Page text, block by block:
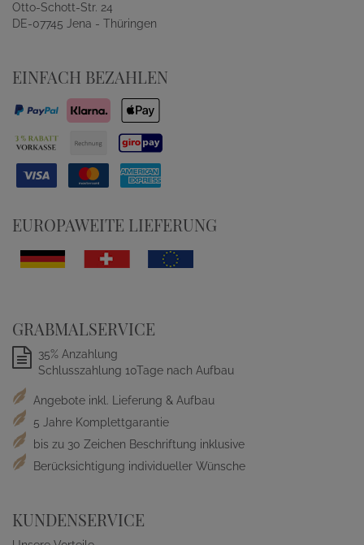
Otto-Schott-Str. 24
DE-07745 Jena - Thüringen
EINFACH BEZAHLEN
EUROPAWEITE LIEFERUNG
GRABMALSERVICE
35% Anzahlung
Schlusszahlung 10Tage nach Aufbau
Angebote inkl. Lieferung & Aufbau
5 Jahre Komplettgarantie
bis zu 30 Zeichen Beschriftung inklusive
Berücksichtigung individueller Wünsche
KUNDENSERVICE